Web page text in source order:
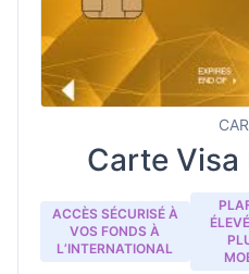
Carte Visa
ACCÈS SÉCURISÉ À
VOS FONDS À
L’INTERNATIONAL